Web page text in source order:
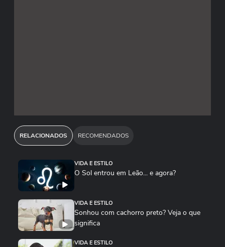
RELACIONADOS RECOMENDADOS
VIDA E ESTILO
O Sol entrou em Leão... e agora?
VIDA E ESTILO
Sonhou com cachorro preto? Veja o que
significa
VIDA E ESTILO